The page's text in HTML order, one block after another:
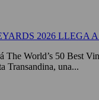
2026 LLEGA
The World’s 50 Best
Transandina, una...